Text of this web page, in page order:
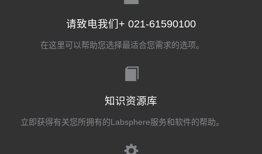
请致电我们+ 021-61590100
在这里可以帮助您选择最适合您需求的选项。
知识资源库
立即获得有关您所拥有的Labsphere服务和软件的帮助。